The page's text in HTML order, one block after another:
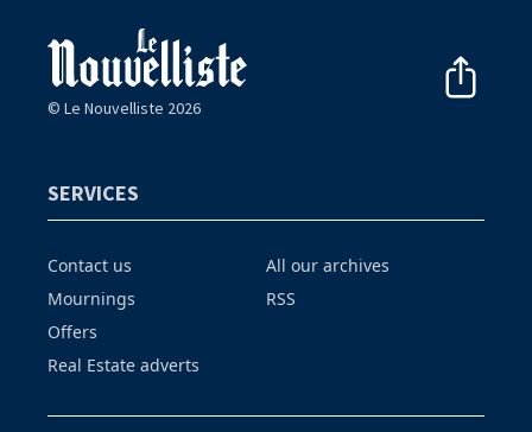
© Le Nouvelliste 2026
SERVICES
Contact us
Mournings
Offers
Real Estate adverts
All our archives
RSS